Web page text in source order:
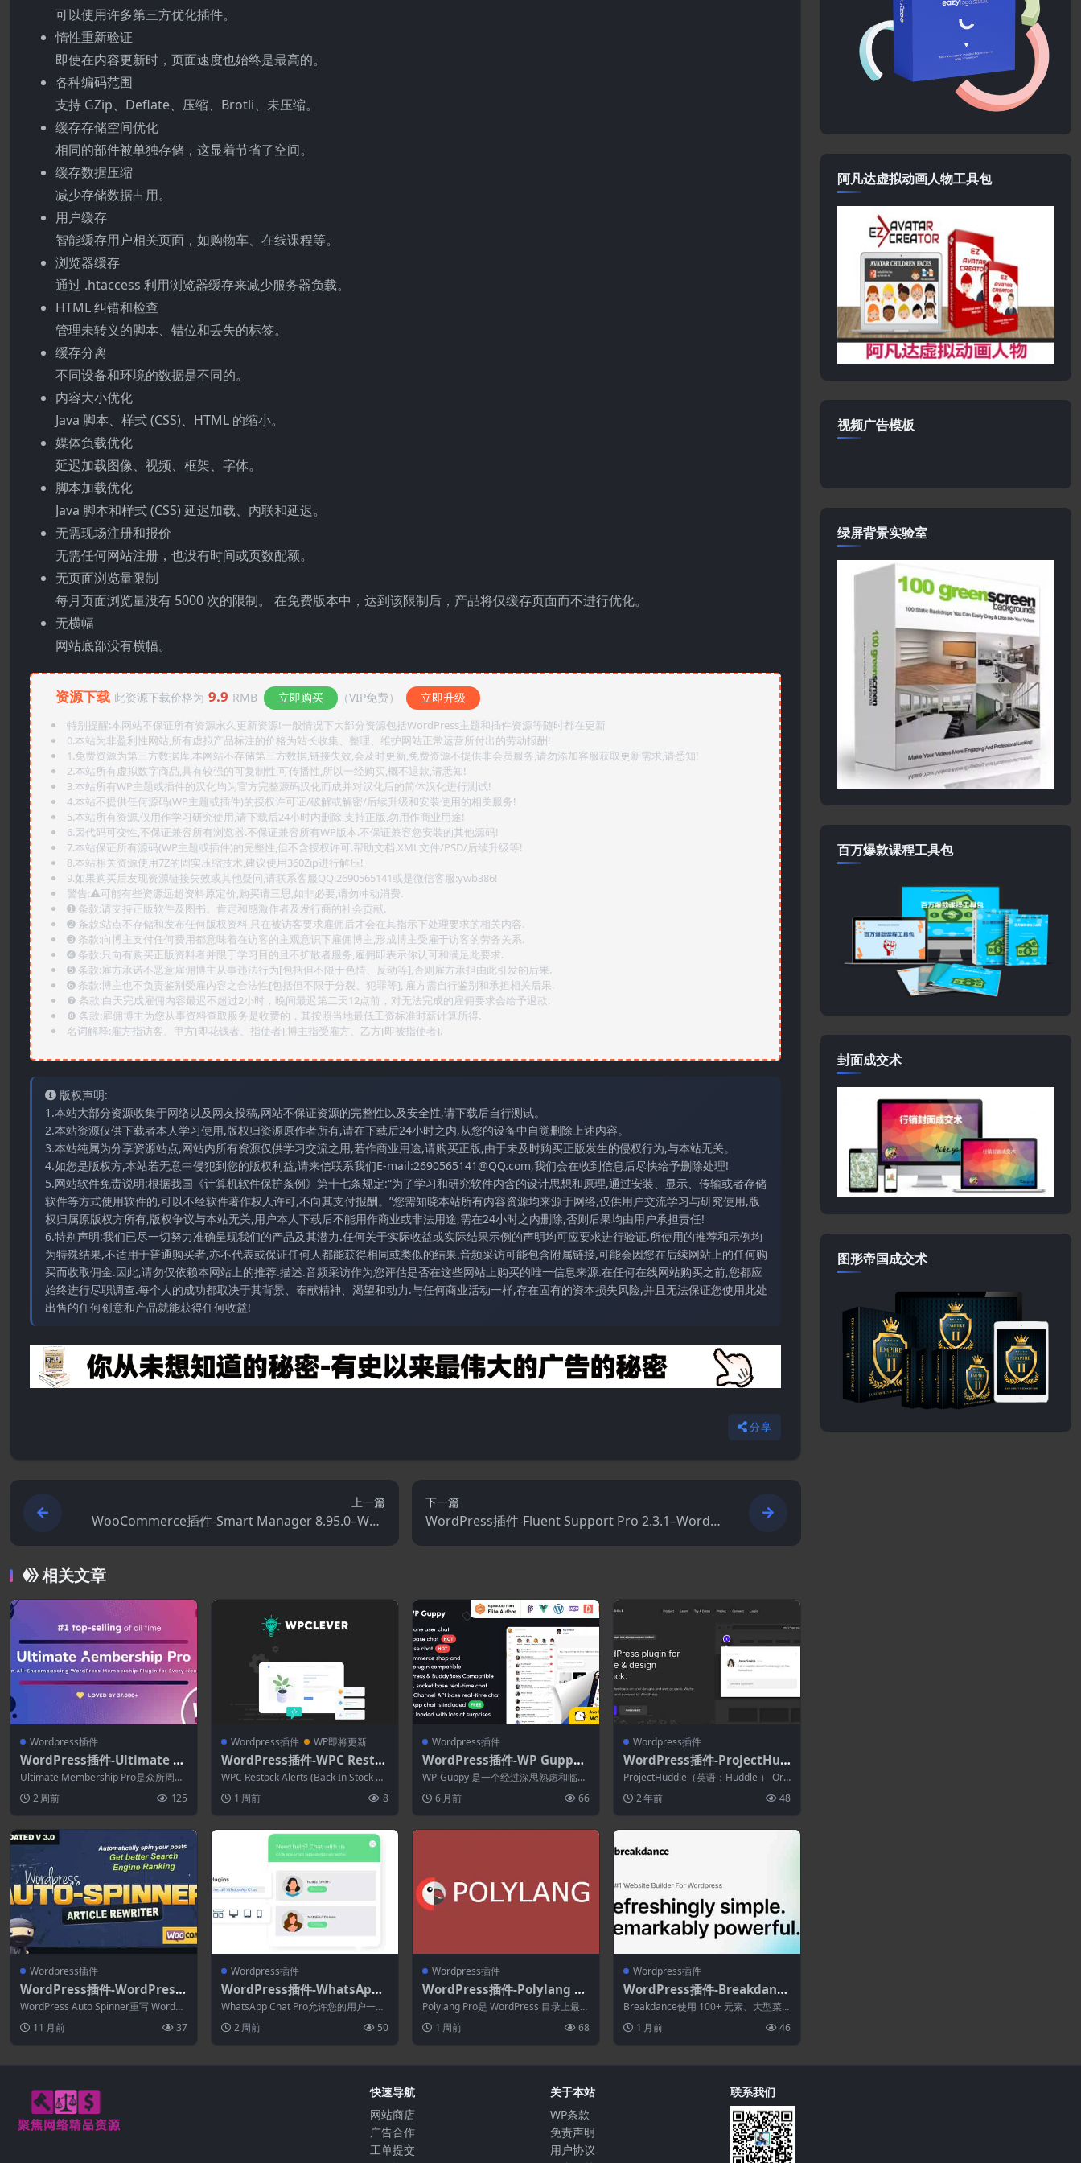
可以使用许多第三方优化插件。
惰性重新验证
即使在内容更新时，页面速度也始终是最高的。
各种编码范围
支持 GZip、Deflate、压缩、Brotli、未压缩。
缓存存储空间优化
相同的部件被单独存储，这显着节省了空间。
缓存数据压缩
减少存储数据占用。
用户缓存
智能缓存用户相关页面，如购物车、在线课程等。
浏览器缓存
通过 .htaccess 利用浏览器缓存来减少服务器负载。
HTML 纠错和检查
管理未转义的脚本、错位和丢失的标签。
缓存分离
不同设备和环境的数据是不同的。
内容大小优化
Java 脚本、样式 (CSS)、HTML 的缩小。
媒体负载优化
延迟加载图像、视频、框架、字体。
脚本加载优化
Java 脚本和样式 (CSS) 延迟加载、内联和延迟。
无需现场注册和报价
无需任何网站注册，也没有时间或页数配额。
无页面浏览量限制
每月页面浏览量没有 5000 次的限制。 在免费版本中，达到该限制后，产品将仅缓存页面而不进行优化。
无横幅
网站底部没有横幅。
资源下载 此资源下载价格为 9.9 RMB 立即购买 （VIP免费） 立即升级
特别提醒:本网站不保证所有资源永久更新资源!一般情况下大部分资源包括WordPress主题和插件资源等随时都在更新
0.本站为非盈利性网站,所有虚拟产品标注的价格为站长收集、整理、维护网站正常运营所付出的劳动报酬!
1.免费资源为第三方数据库,本网站不存储第三方数据,链接失效,会及时更新,免费资源不提供非会员服务,请勿添加客服获取更新需求,请悉知!
2.本站所有虚拟数字商品,具有较强的可复制性,可传播性,所以一经购买,概不退款,请悉知!
3.本站所有WP主题或插件的汉化均为官方完整源码汉化而成并对汉化后的简体汉化进行测试!
4.本站不提供任何源码(WP主题或插件)的授权许可证/破解或解密/后续升级和安装使用的相关服务!
5.本站所有资源,仅用作学习研究使用,请下载后24小时内删除,支持正版,勿用作商业用途!
6.因代码可变性,不保证兼容所有浏览器.不保证兼容所有WP版本.不保证兼容您安装的其他源码!
7.本站保证所有源码(WP主题或插件)的完整性,但不含授权许可.帮助文档.XML文件/PSD/后续升级等!
8.本站相关资源使用7Z的固实压缩技术,建议使用360Zip进行解压!
9.如果购买后发现资源链接失效或其他疑问,请联系客服QQ:2690565141或是微信客服:ywb386!
警告:⚠️可能有些资源远超资料原定价,购买请三思,如非必要,请勿冲动消费.
➊️ 条款:请支持正版软件及图书。肯定和感激作者及发行商的社会贡献.
➋️ 条款:站点不存储和发布任何版权资料,只在被访客要求雇佣后才会在其指示下处理要求的相关内容.
➌️ 条款:向博主支付任何费用都意味着在访客的主观意识下雇佣博主,形成博主受雇于访客的劳务关系.
➍️ 条款:只向有购买正版资料者并限于学习目的且不扩散者服务,雇佣即表示你认可和满足此要求.
➎ 条款:雇方承诺不恶意雇佣博主从事违法行为[包括但不限于色情、反动等],否则雇方承担由此引发的后果.
➏️ 条款:博主也不负责鉴别受雇内容之合法性[包括但不限于分裂、犯罪等], 雇方需自行鉴别和承担相关后果.
❼ 条款:白天完成雇佣内容最迟不超过2小时，晚间最迟第二天12点前，对无法完成的雇佣要求会给予退款.
❽ 条款:雇佣博主为您从事资料查取服务是收费的，其按照当地最低工资标准时薪计算所得.
名词解释:雇方指访客、甲方[即花钱者、指使者],博主指受雇方、乙方[即被指使者].
版权声明:
1.本站大部分资源收集于网络以及网友投稿,网站不保证资源的完整性以及安全性,请下载后自行测试。
2.本站资源仅供下载者本人学习使用,版权归资源原作者所有,请在下载后24小时之内,从您的设备中自觉删除上述内容。
3.本站纯属为分享资源站点,网站内所有资源仅供学习交流之用,若作商业用途,请购买正版,由于未及时购买正版发生的侵权行为,与本站无关。
4.如您是版权方,本站若无意中侵犯到您的版权利益,请来信联系我们E-mail:2690565141@QQ.com,我们会在收到信息后尽快给予删除处理!
5.网站软件免责说明:根据我国《计算机软件保护条例》第十七条规定:“为了学习和研究软件内含的设计思想和原理,通过安装、显示、传输或者存储
软件等方式使用软件的,可以不经软件著作权人许可,不向其支付报酬。”您需知晓本站所有内容资源均来源于网络,仅供用户交流学习与研究使用,版
权归属原版权方所有,版权争议与本站无关,用户本人下载后不能用作商业或非法用途,需在24小时之内删除,否则后果均由用户承担责任!
6.特别声明:我们已尽一切努力准确呈现我们的产品及其潜力.任何关于实际收益或实际结果示例的声明均可应要求进行验证.所使用的推荐和示例均
为特殊结果,不适用于普通购买者,亦不代表或保证任何人都能获得相同或类似的结果.音频采访可能包含附属链接,可能会因您在后续网站上的任何购
买而收取佣金.因此,请勿仅依赖本网站上的推荐.描述.音频采访作为您评估是否在这些网站上购买的唯一信息来源.在任何在线网站购买之前,您都应
始终进行尽职调查.每个人的成功都取决于其背景、奉献精神、渴望和动力.与任何商业活动一样,存在固有的资本损失风险,并且无法保证您使用此处
出售的任何创意和产品就能获得任何收益!
分享
上一篇
WooCommerce插件-Smart Manager 8.95.0–Woo
Commerce高级批量编辑
下一篇
WordPress插件-Fluent Support Pro 2.3.1–WordP
ress客户支持插件
相关文章
Wordpress插件
WordPress插件-Ultimate M
embership Pro 13.7.5.1-Wo
rdPress会员插件
Ultimate Membership Pro是众所周知
2 周前 125
Wordpress插件 WP即将更新
WordPress插件-WPC Restoc
k Alerts (Back In Stock Noti
fications) Premium 1.2.5
WPC Restock Alerts (Back In Stock No
1 周前 8
Wordpress插件
WordPress插件-WP Guppy
Pro 4.3.5-适用于WordPress.
WooCommerce和BuddyPre
ss的实时聊天插件
WP-Guppy 是一个经过深思熟虑和临床
6 月前 66
Wordpress插件
WordPress插件-ProjectHud
dle 4.7.2
ProjectHuddle（英语：Huddle ） Org
2 年前 48
Wordpress插件
WordPress插件-WordPress
Auto Spinner 3.27.0–文章重
写器
WordPress Auto Spinner重写 WordPr
11 月前 37
Wordpress插件
WordPress插件-WhatsApp
Chat (WP Social Chat) for W
ordPress 8.3.11
WhatsApp Chat Pro允许您的用户一键
2 周前 50
Wordpress插件
WordPress插件-Polylang Pr
o 3.8.6+AutoPoly Pro 1.6.1–
多语言WordPress插件
Polylang Pro是 WordPress 目录上最受
1 周前 68
Wordpress插件
WordPress插件-Breakdance
2.8.0-WordPress网站建设者
Breakdance使用 100+ 元素、大型菜
1 月前 46
阿凡达虚拟动画人物工具包
视频广告模板
绿屏背景实验室
百万爆款课程工具包
封面成交术
图形帝国成交术
快速导航
网站商店
广告合作
工单提交
关于本站
WP条款
免责声明
用户协议
联系我们